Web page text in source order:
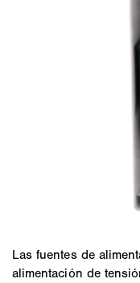
Las fuentes de
alimentación de